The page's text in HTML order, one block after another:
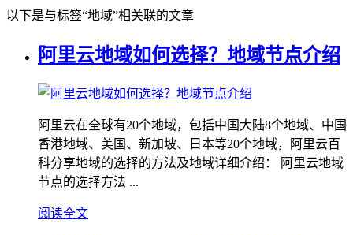
以下是与标签“地域”相关联的文章
阿里云地域如何选择？地域节点介绍
阿里云在全球有20个地域，包括中国大陆8个地域、中国
香港地域、美国、新加坡、日本等20个地域，阿里云百
科分享地域的选择的方法及地域详细介绍： 阿里云地域
节点的选择方法 ...
阅读全文